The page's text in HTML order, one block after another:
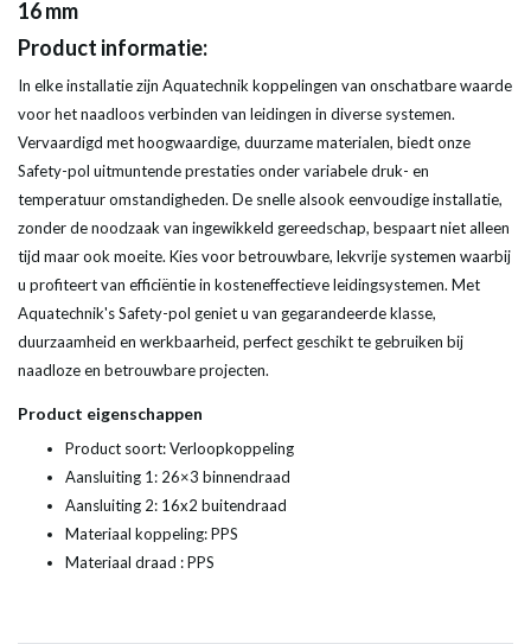
16 mm
Product informatie:
In elke installatie zijn Aquatechnik koppelingen van onschatbare waarde
voor het naadloos verbinden van leidingen in diverse systemen.
Vervaardigd met hoogwaardige, duurzame materialen, biedt onze
Safety-pol uitmuntende prestaties onder variabele druk- en
temperatuur omstandigheden. De snelle alsook eenvoudige installatie,
zonder de noodzaak van ingewikkeld gereedschap, bespaart niet alleen
tijd maar ook moeite. Kies voor betrouwbare, lekvrije systemen waarbij
u profiteert van efficiëntie in kosteneffectieve leidingsystemen. Met
Aquatechnik's Safety-pol geniet u van gegarandeerde klasse,
duurzaamheid en werkbaarheid, perfect geschikt te gebruiken bij
naadloze en betrouwbare projecten.
Product eigenschappen
Product soort: Verloopkoppeling
Aansluiting 1: 26×3 binnendraad
Aansluiting 2: 16x2 buitendraad
Materiaal koppeling: PPS
Materiaal draad : PPS